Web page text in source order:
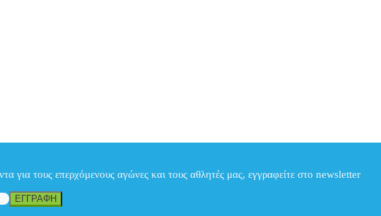
για τους επερχόμενους αγώνες και τους αθλητές μας, εγγραφείτε στο newsletter